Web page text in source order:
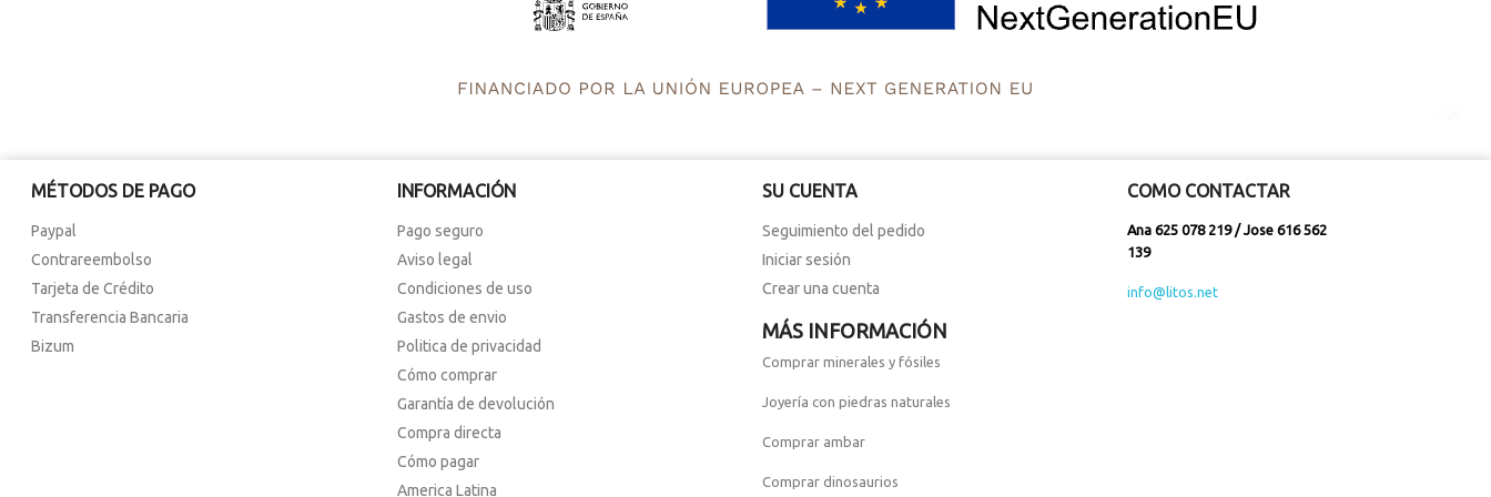
MÉTODOS DE PAGO
Paypal
Contrareembolso
Tarjeta de Crédito
Transferencia Bancaria
Bizum
INFORMACIÓN
Pago seguro
Aviso legal
Condiciones de uso
Gastos de envio
Politica de privacidad
Cómo comprar
Garantía de devolución
Compra directa
Cómo pagar
America Latina
SU CUENTA
Seguimiento del pedido
Iniciar sesión
Crear una cuenta
COMO CONTACTAR
Ana 625 078 219 / Jose 616 562
139
info@litos.net
MÁS INFORMACIÓN
Comprar minerales y fósiles
Joyería con piedras naturales
Comprar ambar
Comprar dinosaurios